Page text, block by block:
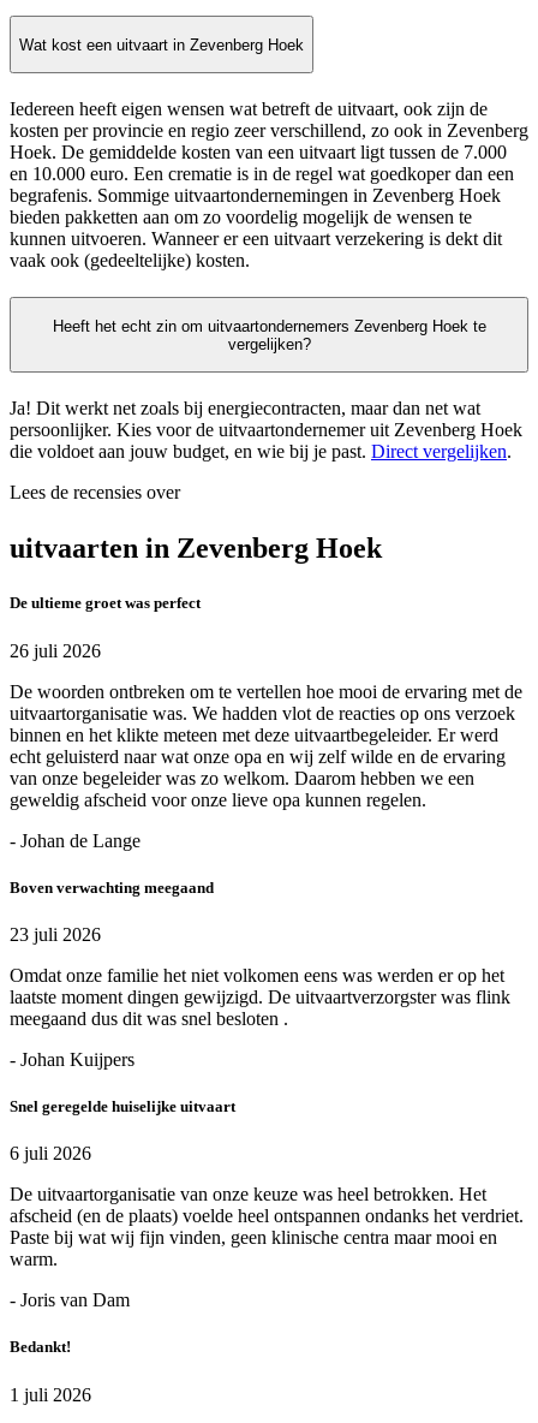
Wat kost een uitvaart in Zevenberg Hoek
Iedereen heeft eigen wensen wat betreft de uitvaart, ook zijn de
kosten per provincie en regio zeer verschillend, zo ook in Zevenberg
Hoek. De gemiddelde kosten van een uitvaart ligt tussen de 7.000
en 10.000 euro. Een crematie is in de regel wat goedkoper dan een
begrafenis. Sommige uitvaartondernemingen in Zevenberg Hoek
bieden pakketten aan om zo voordelig mogelijk de wensen te
kunnen uitvoeren. Wanneer er een uitvaart verzekering is dekt dit
vaak ook (gedeeltelijke) kosten.
Heeft het echt zin om uitvaartondernemers Zevenberg Hoek te
vergelijken?
Ja! Dit werkt net zoals bij energiecontracten, maar dan net wat
persoonlijker. Kies voor de uitvaartondernemer uit Zevenberg Hoek
die voldoet aan jouw budget, en wie bij je past. Direct vergelijken.
Lees de recensies over
uitvaarten in Zevenberg Hoek
De ultieme groet was perfect
26 juli 2026
De woorden ontbreken om te vertellen hoe mooi de ervaring met de
uitvaartorganisatie was. We hadden vlot de reacties op ons verzoek
binnen en het klikte meteen met deze uitvaartbegeleider. Er werd
echt geluisterd naar wat onze opa en wij zelf wilde en de ervaring
van onze begeleider was zo welkom. Daarom hebben we een
geweldig afscheid voor onze lieve opa kunnen regelen.
- Johan de Lange
Boven verwachting meegaand
23 juli 2026
Omdat onze familie het niet volkomen eens was werden er op het
laatste moment dingen gewijzigd. De uitvaartverzorgster was flink
meegaand dus dit was snel besloten .
- Johan Kuijpers
Snel geregelde huiselijke uitvaart
6 juli 2026
De uitvaartorganisatie van onze keuze was heel betrokken. Het
afscheid (en de plaats) voelde heel ontspannen ondanks het verdriet.
Paste bij wat wij fijn vinden, geen klinische centra maar mooi en
warm.
- Joris van Dam
Bedankt!
1 juli 2026